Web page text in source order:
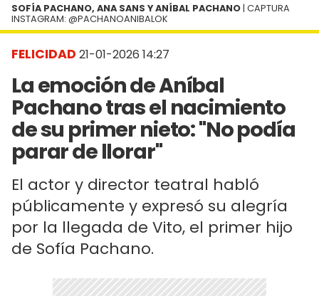
FELICIDAD 21-01-2026 14:27
La emoción de Aníbal
Pachano tras el nacimiento
de su primer nieto: "No podía
parar de llorar"
El actor y director teatral habló
públicamente y expresó su alegría
por la llegada de Vito, el primer hijo
de Sofía Pachano.
SOFÍA PACHANO, ANA SANS Y ANÍBAL PACHANO | CAPTURA
INSTAGRAM: @PACHANOANIBALOK